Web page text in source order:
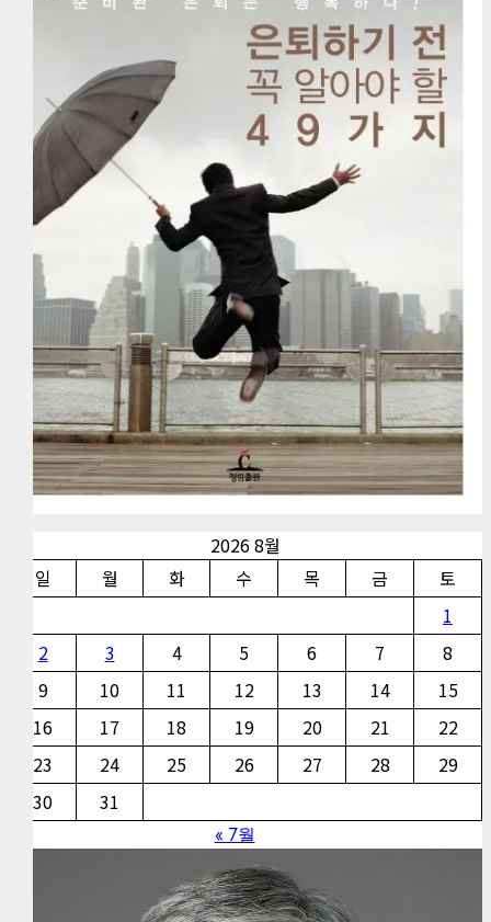
2026 8월
일
월 화 수 목 금
토
1
2
3 4 5 6 7
8
9
10 11 12 13 14
15
16
17 18 19 20 21
22
23
24 25 26 27 28
29
30
31
« 7월